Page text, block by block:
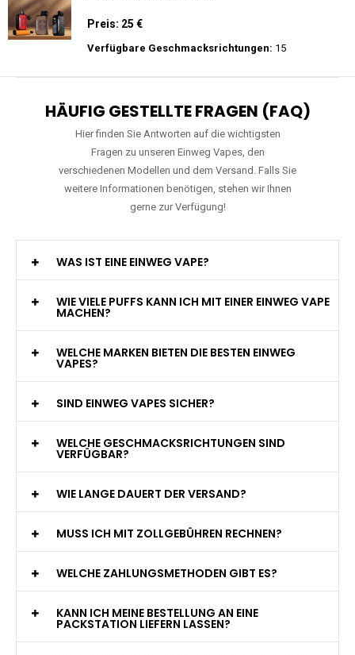
Preis: 25 €
Verfügbare Geschmacksrichtungen: 15
HÄUFIG GESTELLTE FRAGEN (FAQ)
Hier finden Sie Antworten auf die wichtigsten
Fragen zu unseren Einweg Vapes, den
verschiedenen Modellen und dem Versand. Falls Sie
weitere Informationen benötigen, stehen wir Ihnen
gerne zur Verfügung!
WAS IST EINE EINWEG VAPE?
WIE VIELE PUFFS KANN ICH MIT EINER EINWEG VAPE
MACHEN?
WELCHE MARKEN BIETEN DIE BESTEN EINWEG
VAPES?
SIND EINWEG VAPES SICHER?
WELCHE GESCHMACKSRICHTUNGEN SIND
VERFÜGBAR?
WIE LANGE DAUERT DER VERSAND?
MUSS ICH MIT ZOLLGEBÜHREN RECHNEN?
WELCHE ZAHLUNGSMETHODEN GIBT ES?
KANN ICH MEINE BESTELLUNG AN EINE
PACKSTATION LIEFERN LASSEN?